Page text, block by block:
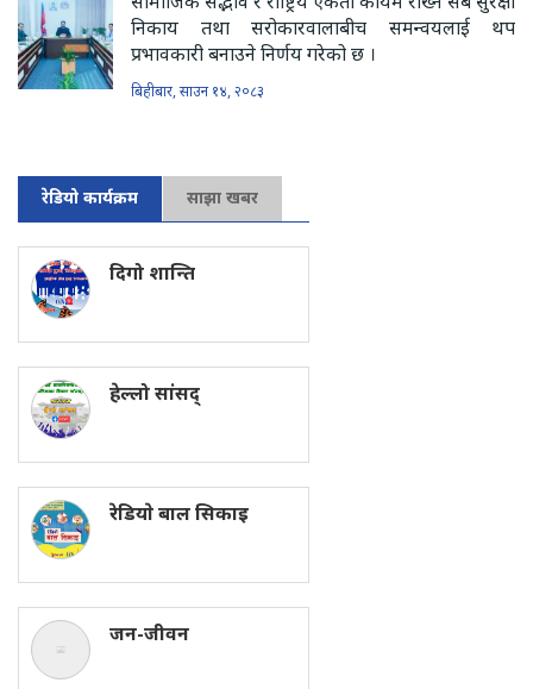
निकाय तथा सरोकारवालाबीच समन्वयलाई थप
प्रभावकारी बनाउने निर्णय गरेको छ ।
बिहीबार, साउन १४, २०८३
रेडियो कार्यक्रम साझा खबर
दिगो शान्ति
हेल्लो सांसद्
रेडियाे बाल सिकाइ
जन-जीवन